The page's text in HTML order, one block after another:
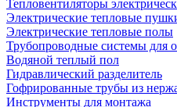
Тепловентиляторы
Электрические тепловые
Электрические тепловые полы
Трубопроводные системы для
Водяной теплый пол
Гидравлический разделитель
Гофрированные трубы из
Инструменты для монтажа